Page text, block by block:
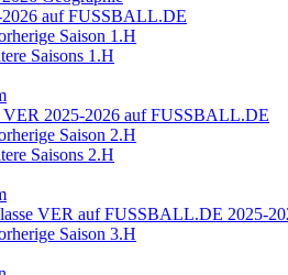
auf FUSSBALL.DE
Saison 1.H
Saisons 1.H
VER 2025-2026 auf FUSSBALL.DE
Saison 2.H
Saisons 2.H
VER auf FUSSBALL.DE 2025-
Saison 3.H